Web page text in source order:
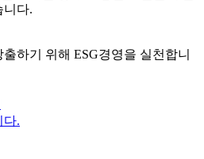
니다.
하기 위해 ESG경영을 실천합니
다.